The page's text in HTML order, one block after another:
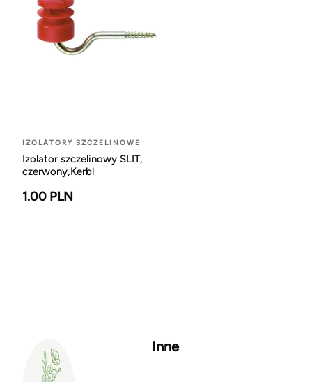
IZOLATORY SZCZELINOWE
Izolator szczelinowy SLIT,
czerwony,Kerbl
1.00 PLN
Inne